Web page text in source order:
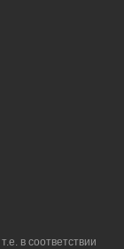
в соответствии